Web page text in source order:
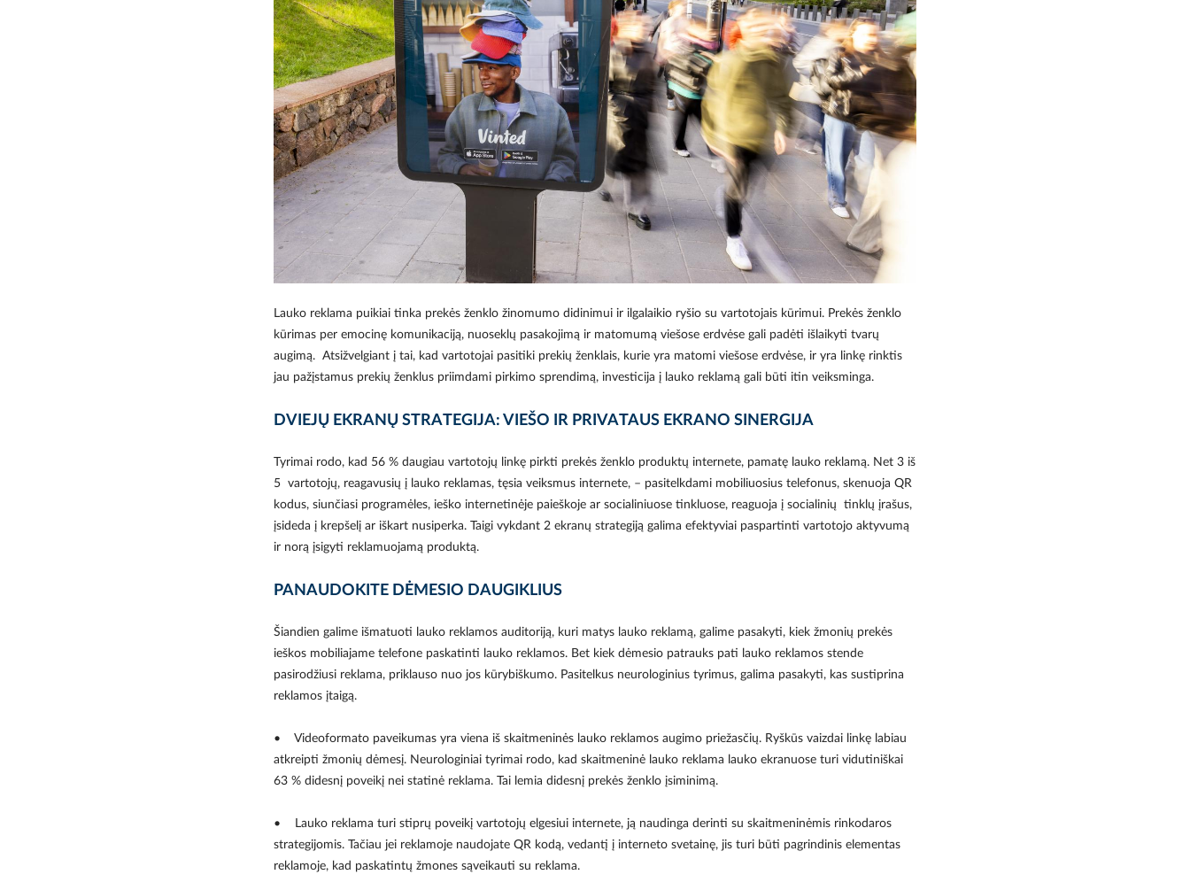
Lauko reklama puikiai tinka prekės ženklo žinomumo didinimui ir ilgalaikio ryšio su vartotojais kūrimui. Prekės ženklo
kūrimas per emocinę komunikaciją, nuoseklų pasakojimą ir matomumą viešose erdvėse gali padėti išlaikyti tvarų
augimą. Atsižvelgiant į tai, kad vartotojai pasitiki prekių ženklais, kurie yra matomi viešose erdvėse, ir yra linkę rinktis
jau pažįstamus prekių ženklus priimdami pirkimo sprendimą, investicija į lauko reklamą gali būti itin veiksminga.
DVIEJŲ EKRANŲ STRATEGIJA: VIEŠO IR PRIVATAUS EKRANO SINERGIJA
Tyrimai rodo, kad 56 % daugiau vartotojų linkę pirkti prekės ženklo produktų internete, pamatę lauko reklamą. Net 3 iš
5 vartotojų, reagavusių į lauko reklamas, tęsia veiksmus internete, – pasitelkdami mobiliuosius telefonus, skenuoja QR
kodus, siunčiasi programėles, ieško internetinėje paieškoje ar socialiniuose tinkluose, reaguoja į socialinių tinklų įrašus,
įsideda į krepšelį ar iškart nusiperka. Taigi vykdant 2 ekranų strategiją galima efektyviai paspartinti vartotojo aktyvumą
ir norą įsigyti reklamuojamą produktą.
PANAUDOKITE DĖMESIO DAUGIKLIUS
Šiandien galime išmatuoti lauko reklamos auditoriją, kuri matys lauko reklamą, galime pasakyti, kiek žmonių prekės
ieškos mobiliajame telefone paskatinti lauko reklamos. Bet kiek dėmesio patrauks pati lauko reklamos stende
pasirodžiusi reklama, priklauso nuo jos kūrybiškumo. Pasitelkus neurologinius tyrimus, galima pasakyti, kas sustiprina
reklamos įtaigą.
• Videoformato paveikumas yra viena iš skaitmeninės lauko reklamos augimo priežasčių. Ryškūs vaizdai linkę labiau
atkreipti žmonių dėmesį. Neurologiniai tyrimai rodo, kad skaitmeninė lauko reklama lauko ekranuose turi vidutiniškai
63 % didesnį poveikį nei statinė reklama. Tai lemia didesnį prekės ženklo įsiminimą.
• Lauko reklama turi stiprų poveikį vartotojų elgesiui internete, ją naudinga derinti su skaitmeninėmis rinkodaros
strategijomis. Tačiau jei reklamoje naudojate QR kodą, vedantį į interneto svetainę, jis turi būti pagrindinis elementas
reklamoje, kad paskatintų žmones sąveikauti su reklama.